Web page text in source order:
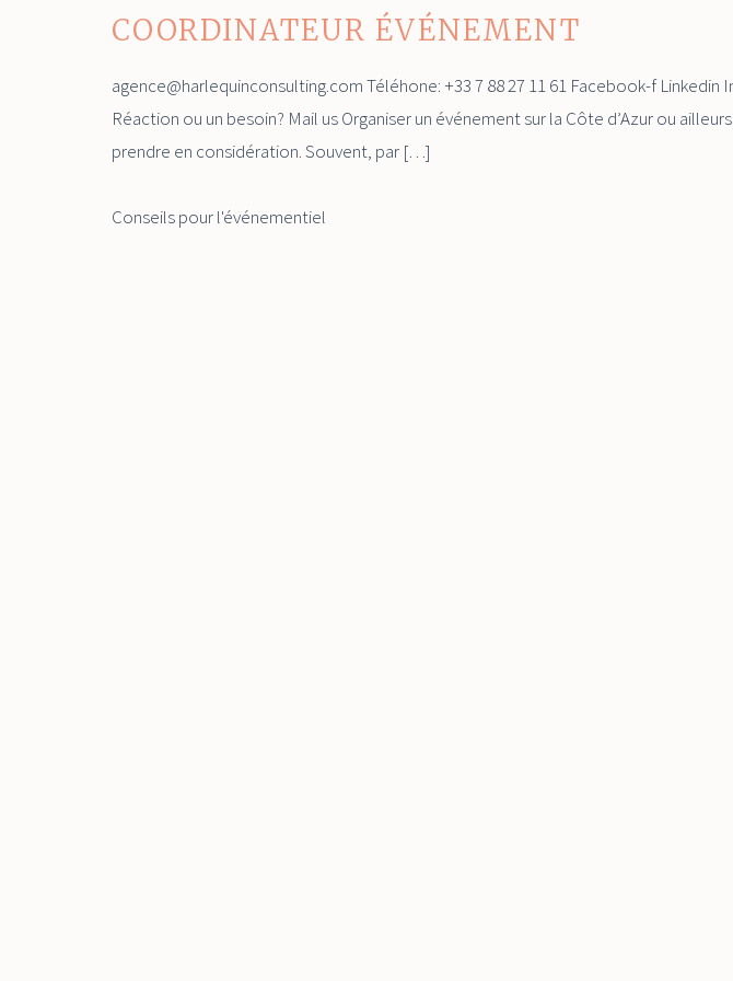
COORDINATEUR ÉVÉNEMENT
agence@harlequinconsulting.com Téléhone: +33 7 88 27 11 61 Facebook-f
Réaction ou un besoin? Mail us Organiser un événement sur la Côte d’Azur ou
prendre en considération. Souvent, par […]
Conseils pour l'événementiel